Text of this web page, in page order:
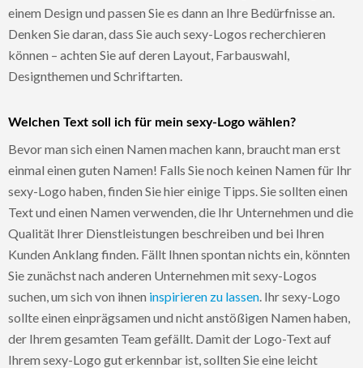
einem Design und passen Sie es dann an Ihre Bedürfnisse an.
Denken Sie daran, dass Sie auch sexy-Logos recherchieren
können – achten Sie auf deren Layout, Farbauswahl,
Designthemen und Schriftarten.
Welchen Text soll ich für mein sexy-Logo wählen?
Bevor man sich einen Namen machen kann, braucht man erst
einmal einen guten Namen! Falls Sie noch keinen Namen für Ihr
sexy-Logo haben, finden Sie hier einige Tipps. Sie sollten einen
Text und einen Namen verwenden, die Ihr Unternehmen und die
Qualität Ihrer Dienstleistungen beschreiben und bei Ihren
Kunden Anklang finden. Fällt Ihnen spontan nichts ein, könnten
Sie zunächst nach anderen Unternehmen mit sexy-Logos
suchen, um sich von ihnen inspirieren zu lassen . Ihr sexy-Logo
sollte einen einprägsamen und nicht anstößigen Namen haben,
der Ihrem gesamten Team gefällt. Damit der Logo-Text auf
Ihrem sexy-Logo gut erkennbar ist, sollten Sie eine leicht